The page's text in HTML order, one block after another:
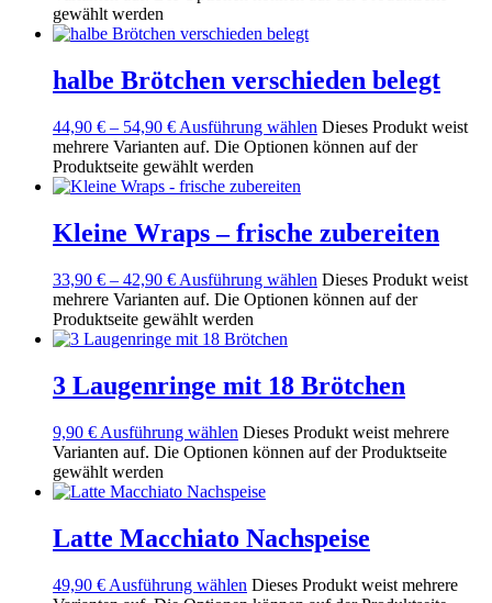
gewählt werden
halbe Brötchen verschieden belegt
44,90 € – 54,90 € Ausführung wählen Dieses Produkt weist
mehrere Varianten auf. Die Optionen können auf der
Produktseite gewählt werden
Kleine Wraps – frische zubereiten
33,90 € – 42,90 € Ausführung wählen Dieses Produkt weist
mehrere Varianten auf. Die Optionen können auf der
Produktseite gewählt werden
3 Laugenringe mit 18 Brötchen
9,90 € Ausführung wählen Dieses Produkt weist mehrere
Varianten auf. Die Optionen können auf der Produktseite
gewählt werden
Latte Macchiato Nachspeise
49,90 € Ausführung wählen Dieses Produkt weist mehrere